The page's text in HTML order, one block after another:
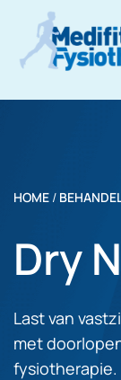
HOME /
Dry
Last van
met